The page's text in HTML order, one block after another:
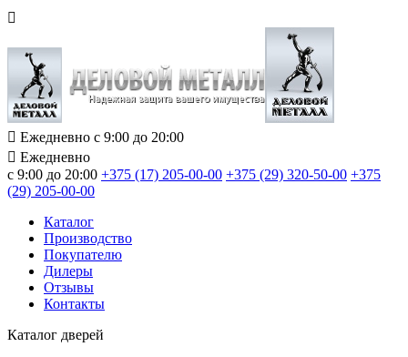
Ежедневно с 9:00 до 20:00
Ежедневно
с 9:00 до 20:00 +375 (17) 205-00-00 +375 (29) 320-50-00 +375
(29) 205-00-00
Каталог
Производство
Покупателю
Дилеры
Отзывы
Контакты
Каталог дверей